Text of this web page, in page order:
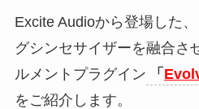
Excite Audioから登場した
グシンセサイザーを融合さ
ルメントプラグイン
「
をご紹介します。